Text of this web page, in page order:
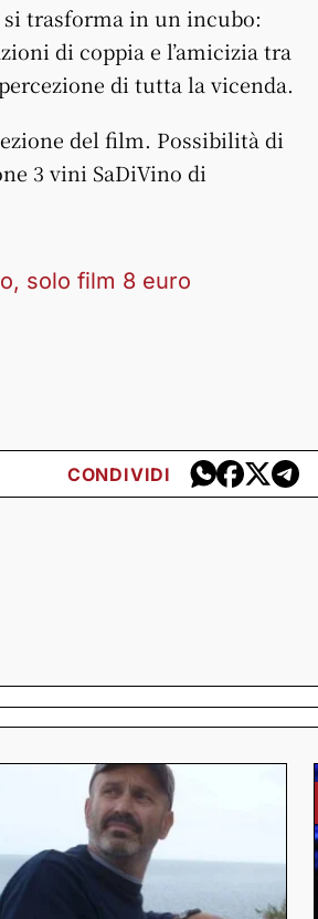
si trasforma in un incubo:
di coppia e l’amicizia tra
di tutta la vicenda.
del film. Possibilità di
3 vini SaDiVino di
solo film 8 euro
CONDIVIDI